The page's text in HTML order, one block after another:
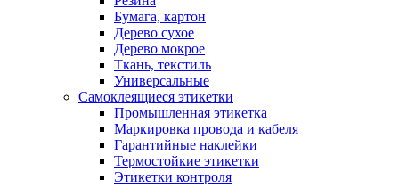
Бумага, картон
Дерево сухое
Дерево мокрое
Ткань, текстиль
Универсальные
Самоклеящиеся этикетки
Промышленная этикетка
Маркировка провода и кабеля
Гарантийные наклейки
Термостойкие этикетки
Этикетки контроля